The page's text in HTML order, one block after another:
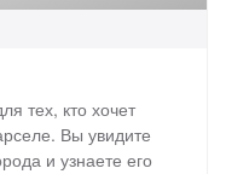
тех, кто хочет
Вы увидите
и узнаете его